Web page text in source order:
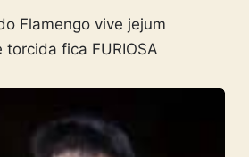
Flamengo vive jejum
torcida fica FURIOSA